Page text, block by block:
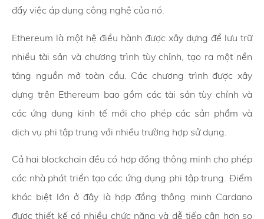
đẩy việc áp dụng công nghệ của nó.
Ethereum là một hệ điều hành được xây dựng để lưu trữ
nhiều tài sản và chương trình tùy chỉnh, tạo ra một nền
tảng nguồn mở toàn cầu. Các chương trình được xây
dựng trên Ethereum bao gồm các tài sản tùy chỉnh và
các ứng dụng kinh tế mới cho phép các sản phẩm và
dịch vụ phi tập trung với nhiều trường hợp sử dụng.
Cả hai blockchain đều có hợp đồng thông minh cho phép
các nhà phát triển tạo các ứng dụng phi tập trung. Điểm
khác biệt lớn ở đây là hợp đồng thông minh Cardano
được thiết kế có nhiều chức năng và dễ tiếp cận hơn so